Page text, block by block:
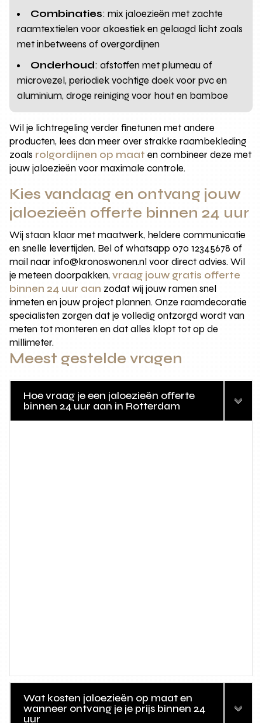
Combinaties: mix jaloezieën met zachte
raamtextielen voor akoestiek en gelaagd licht zoals
met inbetweens of overgordijnen
Onderhoud: afstoffen met plumeau of
microvezel, periodiek vochtige doek voor pvc en
aluminium, droge reiniging voor hout en bamboe
Wil je lichtregeling verder finetunen met andere
producten, lees dan meer over strakke raambekleding
zoals rolgordijnen op maat en combineer deze met
jouw jaloezieën voor maximale controle.
Kies vandaag en ontvang jouw
jaloezieën offerte binnen 24 uur
Wij staan klaar met maatwerk, heldere communicatie
en snelle levertijden. Bel of whatsapp 070 12345678 of
mail naar info@kronoswonen.nl voor direct advies. Wil
je meteen doorpakken,vraag jouw gratis offerte
binnen 24 uur aan zodat wij jouw ramen snel
inmeten en jouw project plannen. Onze raamdecoratie
specialisten zorgen dat je volledig ontzorgd wordt van
meten tot monteren en dat alles klopt tot op de
millimeter.
Meest gestelde vragen
Hoe vraag je een jaloezieën offerte
binnen 24 uur aan in Rotterdam
Wat kosten jaloezieën op maat en
wanneer ontvang je je prijs binnen 24
uur